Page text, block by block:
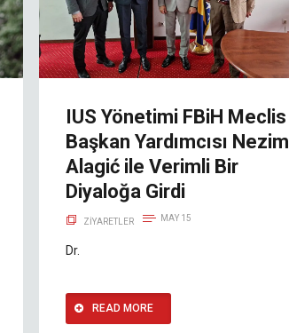
IUS Yönetimi FBiH Meclis
Başkan Yardımcısı Nezim
Alagić ile Verimli Bir
Diyaloğa Girdi
ZIYARETLER MAY 15
Dr.
READ MORE